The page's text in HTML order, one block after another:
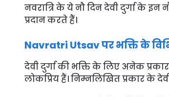
नवरात्रि के ये नौ दिन देवी दुर्गा के
प्रदान करते हैं।
Navratri Utsav पर भक्ति के
देवी दुर्गा की भक्ति के लिए अनेक
लोकप्रिय हैं। निम्नलिखित प्रकार के